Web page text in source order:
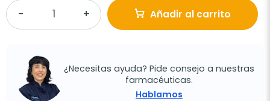
Añadir al carrito
¿Necesitas ayuda? Pide consejo a nuestras
farmacéuticas.
Hablamos